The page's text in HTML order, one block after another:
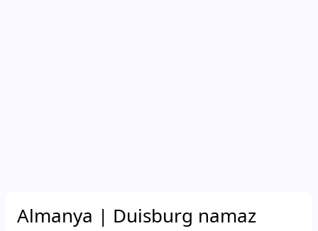
Almanya | Duisburg namaz